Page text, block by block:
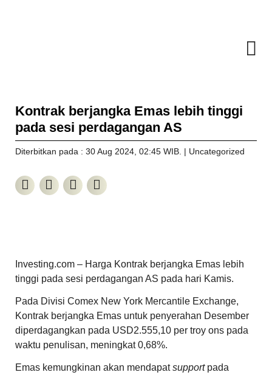
Kontrak berjangka Emas lebih tinggi
pada sesi perdagangan AS
Diterbitkan pada : 30 Aug 2024 , 02:45 WIB . | Uncategorized
Investing.com – Harga Kontrak berjangka Emas lebih
tinggi pada sesi perdagangan AS pada hari Kamis.
Pada Divisi Comex New York Mercantile Exchange,
Kontrak berjangka Emas untuk penyerahan Desember
diperdagangkan pada USD2.555,10 per troy ons pada
waktu penulisan, meningkat 0,68%.
Emas kemungkinan akan mendapatsupportpada